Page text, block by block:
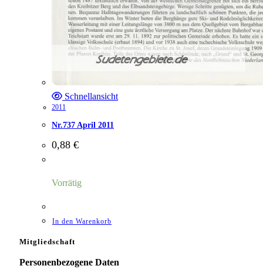
Schnellansicht
2011
Nr.737 April 2011
0,88 €
Vorrätig
In den Warenkorb
Mitgliedschaft
Personenbezogene Daten